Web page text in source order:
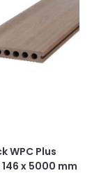
WPC Plus
x 5000 mm